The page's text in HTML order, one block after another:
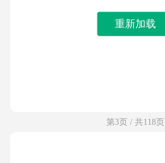
重新加载
第3页 / 共118页